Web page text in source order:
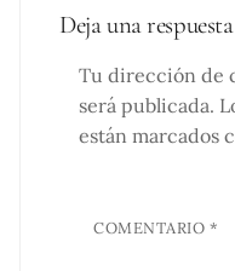
Deja una respuesta
Tu dirección de
será publicada.
están marcados
COMENTARIO *